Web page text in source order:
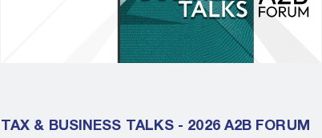
TAX & BUSINESS TALKS - 2026 A2B FORUM